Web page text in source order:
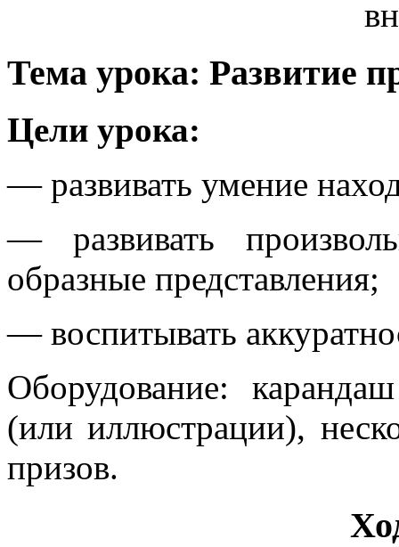
Тема урока: Развитие
Цели урока:
— развивать умение
— развивать
образные представления;
— воспитывать
Оборудование:
(или иллюстрации),
призов.